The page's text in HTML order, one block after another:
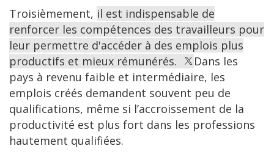
Troisièmement, il est indispensable de
renforcer les compétences des travailleurs pour
leur permettre d'accéder à des emplois plus
productifs et mieux rémunérés.
Dans les
pays à revenu faible et intermédiaire, les
emplois créés demandent souvent peu de
qualifications, même si l’accroissement de la
productivité est plus fort dans les professions
hautement qualifiées.